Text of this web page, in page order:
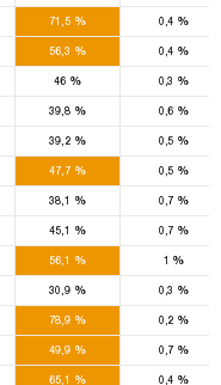
%
71,5 %
% %
% %
%
39,8 %
%
39,2 %
%
47,7 %
% %
% %
% %
%
30,9 %
%
78,9 %
%
49,9 %
% %